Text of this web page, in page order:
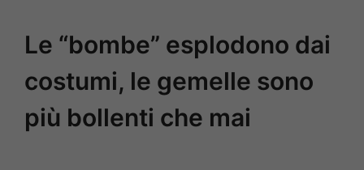
Le “bombe” esplodono dai
costumi, le gemelle sono
più bollenti che mai